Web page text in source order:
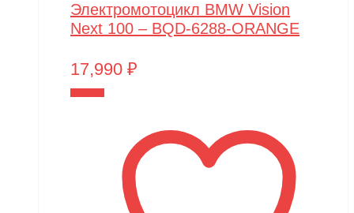
Электромотоцикл BMW Vision
Next 100 – BQD-6288-ORANGE
17,990 ₽